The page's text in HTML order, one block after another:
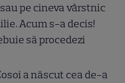
pe cineva vârstnic
Acum s-a decis!
să procedezi
a născut cea de-a